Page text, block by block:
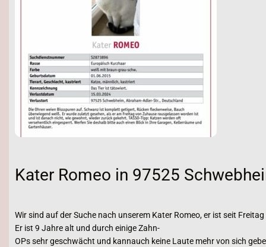
Kater Romeo in 97525
Wir sind auf der Suche nach unserem Kater Romeo, er ist seit
Er ist 9 Jahre alt und durch einige Zahn-
OPs sehr geschwächt und kannauch keine Laute mehr von sich